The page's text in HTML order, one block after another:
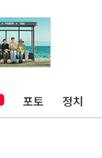
포토 정치